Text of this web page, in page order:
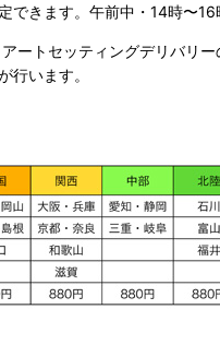
できます。 午前中・14時〜
ートセッティングデリバリ
行います。